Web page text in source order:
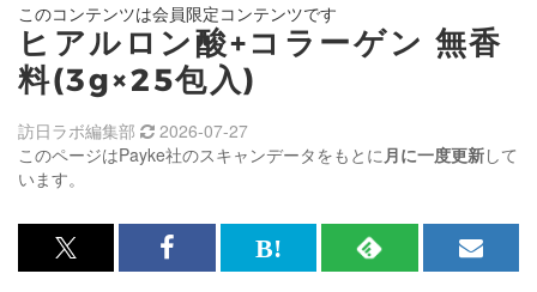
このコンテンツは会員限定コンテンツです
ヒアルロン酸+コラーゲン 無香
料(3g×25包入)
このページはPayke社のスキャンデータをもとに月に一度更新して
います。
訪日ラボ編集部 2026-07-27
x<br>
Facebook<br>
は
RSS
メ